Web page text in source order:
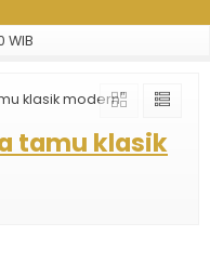
WIB
klasik modern"
tamu klasik